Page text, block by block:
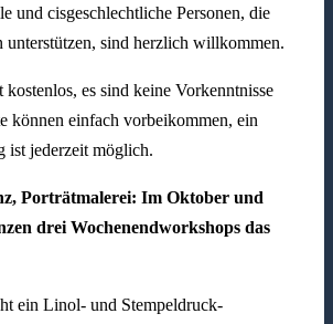
und cisgeschlechtliche Personen, die
unterstützen, sind herzlich willkommen.
es sind keine Vorkenntnisse
können einfach vorbeikommen, ein
ist jederzeit möglich.
Porträtmalerei: Im Oktober und
drei Wochenendworkshops das
ein Linol- und Stempeldruck-